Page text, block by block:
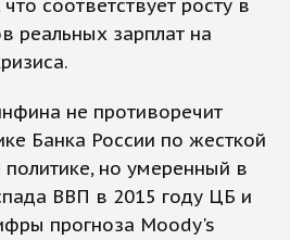
соответствует росту в
реальных зарплат на
не противоречит
Банка России по жесткой
но умеренный в
ВВП в 2015 году ЦБ и
прогноза Moody's